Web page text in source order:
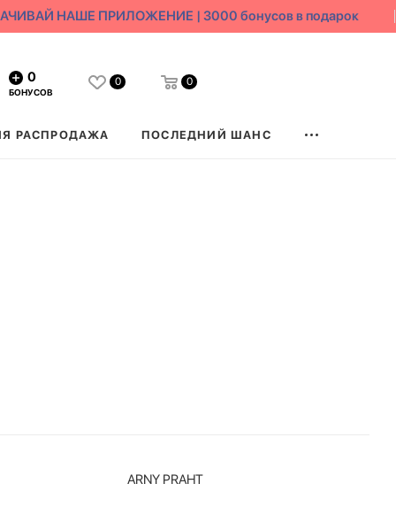
НАШЕ ПРИЛОЖЕНИЕ | 3000 бонусов в подарок
0
БОНУСОВ
0 0
РАСПРОДАЖА ПОСЛЕДНИЙ ШАНС
ARNY PRAHT